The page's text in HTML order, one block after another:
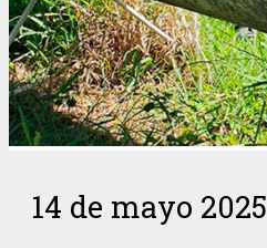
14 de mayo 2025